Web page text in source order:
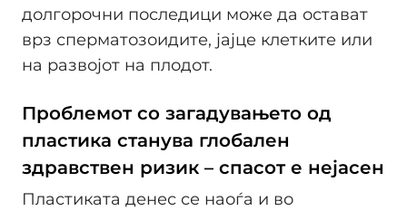
долгорочни последици може да остават
врз сперматозоидите, јајце клетките или
на развојот на плодот.
Проблемот со загадувањето од
пластика станува глобален
здравствен ризик – спасот е нејасен
Пластиката денес се наоѓа и во